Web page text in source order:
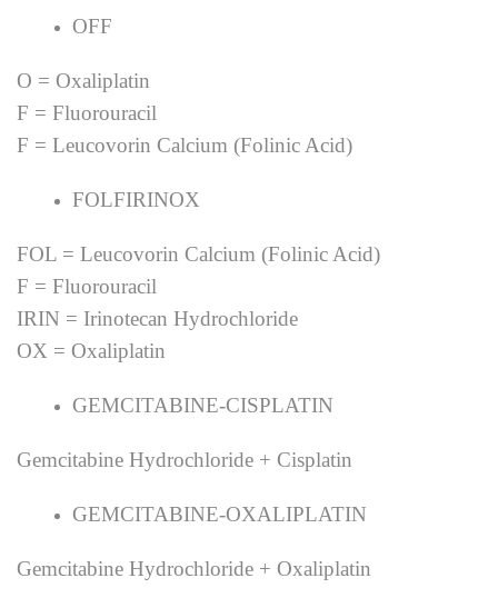
OFF
O = Oxaliplatin
F = Fluorouracil
F = Leucovorin Calcium (Folinic Acid)
FOLFIRINOX
FOL = Leucovorin Calcium (Folinic Acid)
F = Fluorouracil
IRIN = Irinotecan Hydrochloride
OX = Oxaliplatin
GEMCITABINE-CISPLATIN
Gemcitabine Hydrochloride + Cisplatin
GEMCITABINE-OXALIPLATIN
Gemcitabine Hydrochloride + Oxaliplatin